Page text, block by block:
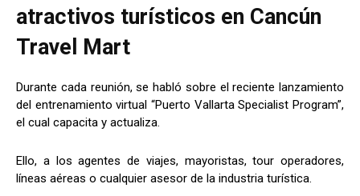
atractivos turísticos en Cancún
Travel Mart
Durante cada reunión, se habló sobre el reciente lanzamiento
del entrenamiento virtual “Puerto Vallarta Specialist Program”,
el cual capacita y actualiza.
Ello, a los agentes de viajes, mayoristas, tour operadores,
líneas aéreas o cualquier asesor de la industria turística.